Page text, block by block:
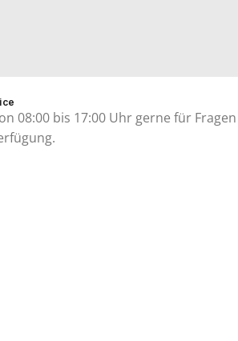
08:00 bis 17:00 Uhr gerne für Fragen